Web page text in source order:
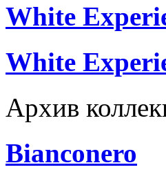
White
White
Архив
Bianconero